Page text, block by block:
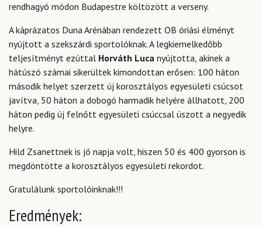
rendhagyó módon Budapestre költözött a verseny.
A káprázatos Duna Arénában rendezett OB óriási élményt
nyújtott a szekszárdi sportolóknak. A legkiemelkedőbb
teljesítményt ezúttal Horváth Luca nyújtotta, akinek a
hátúszó számai sikerültek kimondottan erősen: 100 háton
második helyet szerzett új korosztályos egyesületi csúcsot
javítva, 50 háton a dobogó harmadik helyére állhatott, 200
háton pedig új felnőtt egyesületi csúccsal úszott a negyedik
helyre.
Hild Zsanettnek is jó napja volt, hiszen 50 és 400 gyorson is
megdöntötte a korosztályos egyesületi rekordot.
Gratulálunk sportolóinknak!!!
Eredmények: